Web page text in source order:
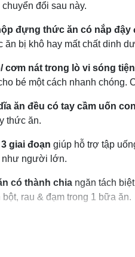
đổi sau này.
đựng thức ăn có nắp đậy
ăn bị khô hay mất chất dinh
cơm nát trong lò vi sóng
bé một cách nhanh chóng.
ăn đều có tay cầm uốn
thức ăn.
giai đoạn giúp hỗ trợ tập
như người lớn.
có thành chia ngăn tách
rau & đạm trong 1 bữa ăn.